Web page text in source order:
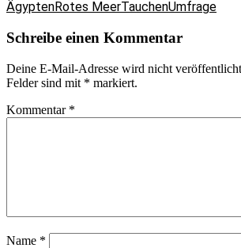
ÄgyptenRotes MeerTauchenUmfrage
Schreibe einen Kommentar
Deine E-Mail-Adresse wird nicht
Felder sind mit * markiert.
Kommentar *
Name *